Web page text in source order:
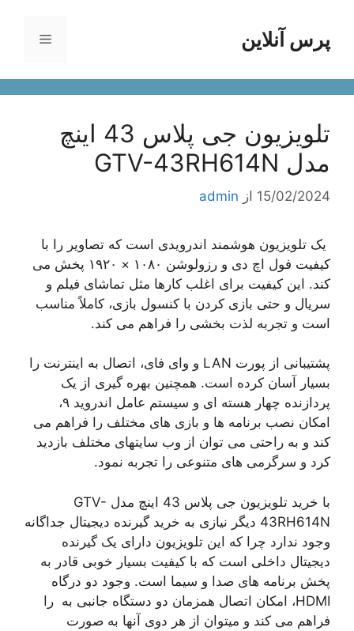
محتواپرس آنلاین فهرست
تلویزیون جی پلاس 43 اینچ
مدل GTV-43RH614N
15/02/2024 از admin
یک تلویزیون هوشمند اندرویدی است که تصاویر را با
کیفیت فول اچ دی و رزولوشن ۱۰۸۰ × ۱۹۲۰ پخش می
کند. این کیفیت برای اغلب کارها مثل تماشای فیلم و
سریال و حتی بازی کردن با کنسول بازی، کاملاً مناسب
است و تجربه لذت بخشی را فراهم می کند.
پشتیبانی از پورت LAN و وای فای، اتصال به اینترنت را
بسیار آسان کرده است. همچنین بهره گیری از یک
پردازنده چهار هسته ای و سیستم عامل اندروید ۹،
امکان نصب برنامه ها و بازی های مختلف را فراهم می
کند و به راحتی می توان از وب سایتهای مختلف بازدید
کرد و سرگرمی های متنوعی را تجربه نمود.
با خرید تلویزیون جی پلاس 43 اینچ مدل GTV-
43RH614N دیگر نیازی به خرید گیرنده دیجیتال جداگانه
وجود ندارد چرا که این تلویزیون دارای یک گیرنده
دیجیتال داخلی است که با کیفیت بسیار خوبی قادر به
پخش برنامه های صدا و سیما است. وجود دو درگاه
HDMI، امکان اتصال همزمان دو دستگاه جانبی به را
فراهم می کند و میتوان از هر دوی آنها به صورت